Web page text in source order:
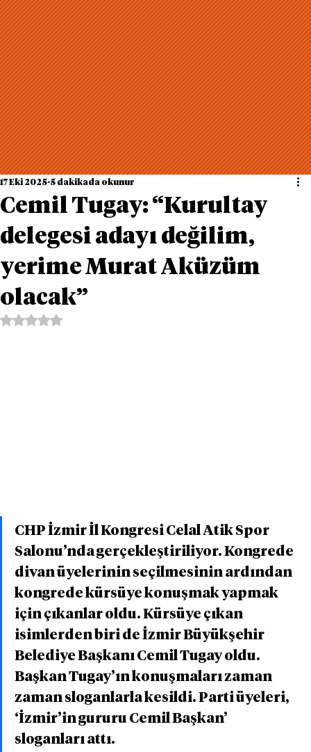
Cemil Tugay: “Kurultay
delegesi adayı değilim,
yerime Murat Aküzüm
olacak”
17 Eki 2025 5 dakikada okunur
5 üzerinden NaN yıldız
CHP İzmir İl Kongresi Celal Atik Spor
Salonu’nda gerçekleştiriliyor. Kongrede
divan üyelerinin seçilmesinin ardından
kongrede kürsüye konuşmak yapmak
için çıkanlar oldu. Kürsüye çıkan
isimlerden biri de İzmir Büyükşehir
Belediye Başkanı Cemil Tugay oldu.
Başkan Tugay’ın konuşmaları zaman
zaman sloganlarla kesildi. Parti üyeleri,
‘İzmir’in gururu Cemil Başkan’
sloganları attı.